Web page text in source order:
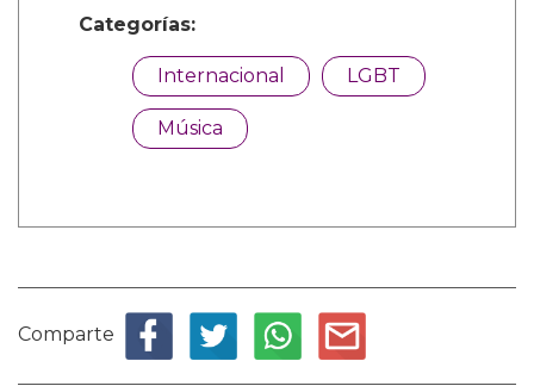
Categorías:
Internacional LGBT
Música
Comparte